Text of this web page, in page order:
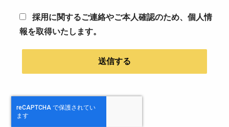
採用に関するご連絡やご本人確認のため、個人情
報を取得いたします。